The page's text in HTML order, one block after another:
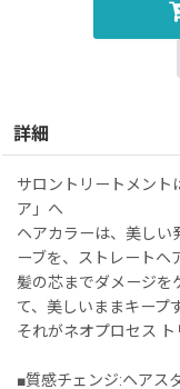
詳細
サロントリートメント
ア」へ
ヘアカラーは、美しい
ーブを、ストレートヘ
髪の芯までダメージを
て、美しいままキープ
それがネオプロセス ト
■質感チェンジ:ヘアス